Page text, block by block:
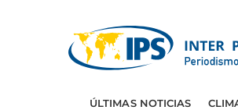
ÚLTIMAS NOTICIAS